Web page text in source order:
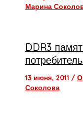
Марина
DDR3
13 июня, 2011 /
Соколова